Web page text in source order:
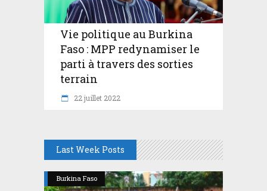
Vie politique au Burkina
Faso : MPP redynamiser le
parti à travers des sorties
terrain
22 juillet 2022
Last Week Posts
Burkina Faso